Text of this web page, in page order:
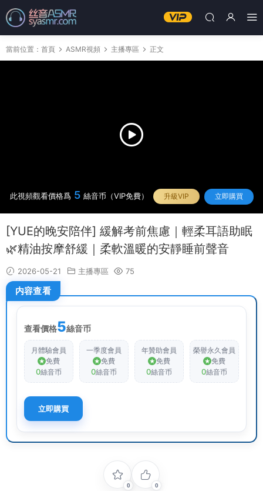
當前位置： 首頁 ASMR視頻 主播專區 正文
此視頻觀看價格爲 5 絲音币（VIP免費） 升級VIP 立即購買
[YUE的晚安陪伴] 緩解考前焦慮｜輕柔耳語助眠
🌿精油按摩舒緩｜柔軟溫暖的安靜睡前聲音
2026-05-21 主播專區 75
内容查看
查看價格5絲音币
月體驗會員
免費
0絲音币
一季度會員
免費
0絲音币
年贊助會員
免費
0絲音币
榮譽永久會員
免費
0絲音币
立即購買
0 0